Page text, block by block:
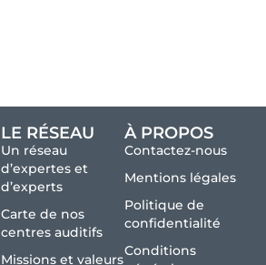
LE RÉSEAU
Un réseau
d’expertes et
d’experts
Carte de nos
centres auditifs
Missions et valeurs
À PROPOS
Contactez-nous
Mentions légales
Politique de
confidentialité
Conditions